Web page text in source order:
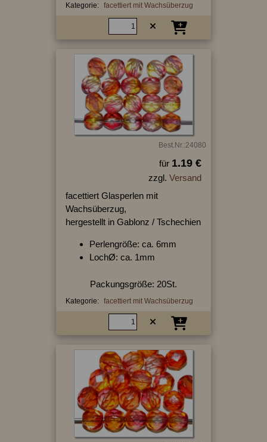
Kategorie: facettiert mit Wachsüberzug
Best.Nr.:24080
für 1.19 €
zzgl. Versand
facettiert Glasperlen mit
Wachsüberzug,
hergestellt in Gablonz / Tschechien
Perlengröße: ca. 6mm
LochØ: ca. 1mm
Packungsgröße: 20St.
Kategorie: facettiert mit Wachsüberzug